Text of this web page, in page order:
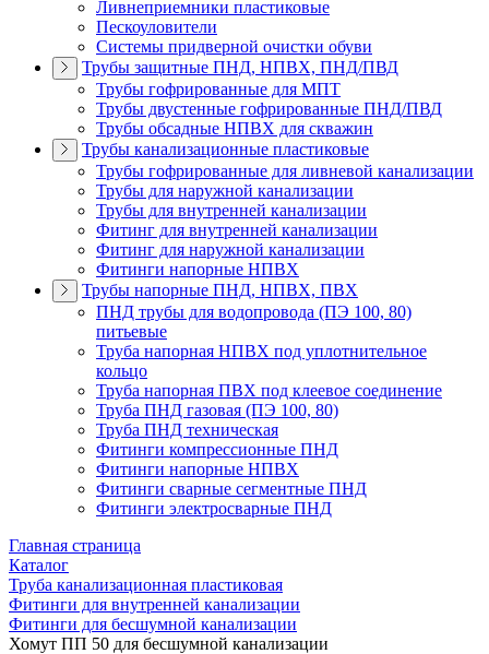
Ливнеприемники пластиковые
Пескоуловители
Системы придверной очистки обуви
Трубы защитные ПНД, НПВХ, ПНД/ПВД
Трубы гофрированные для МПТ
Трубы двустенные гофрированные ПНД/ПВД
Трубы обсадные НПВХ для скважин
Трубы канализационные пластиковые
Трубы гофрированные для ливневой канализации
Трубы для наружной канализации
Трубы для внутренней канализации
Фитинг для внутренней канализации
Фитинг для наружной канализации
Фитинги напорные НПВХ
Трубы напорные ПНД, НПВХ, ПВХ
ПНД трубы для водопровода (ПЭ 100, 80)
питьевые
Труба напорная НПВХ под уплотнительное
кольцо
Труба напорная ПВХ под клеевое соединение
Труба ПНД газовая (ПЭ 100, 80)
Труба ПНД техническая
Фитинги компрессионные ПНД
Фитинги напорные НПВХ
Фитинги сварные сегментные ПНД
Фитинги электросварные ПНД
Главная страница
Каталог
Труба канализационная пластиковая
Фитинги для внутренней канализации
Фитинги для бесшумной канализации
Хомут ПП 50 для бесшумной канализации